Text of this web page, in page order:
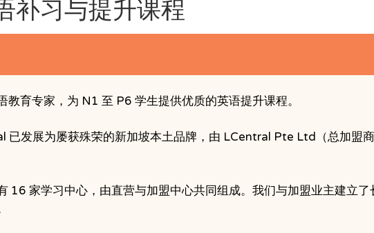
补习与提升课程
育专家，为 N1 至 P6 学生提供优质的英语提升课程。
已发展为屡获殊荣的新加坡本土品牌，由 LCentral Pte Ltd（总加盟
16 家学习中心，由直营与加盟中心共同组成。我们与加盟业主建立